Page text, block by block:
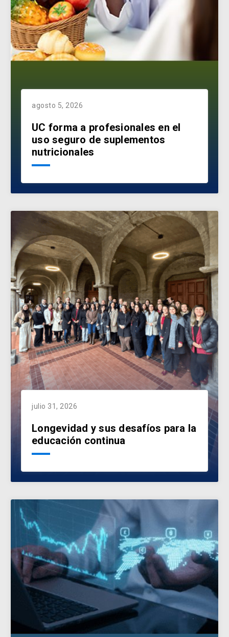
agosto 5, 2026
UC forma a profesionales en el
uso seguro de suplementos
nutricionales
julio 31, 2026
Longevidad y sus desafíos para la
educación continua